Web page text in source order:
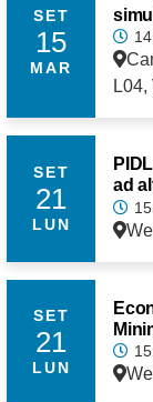
SET
15
MAR
SET
21
LUN
ad
SET
21
LUN